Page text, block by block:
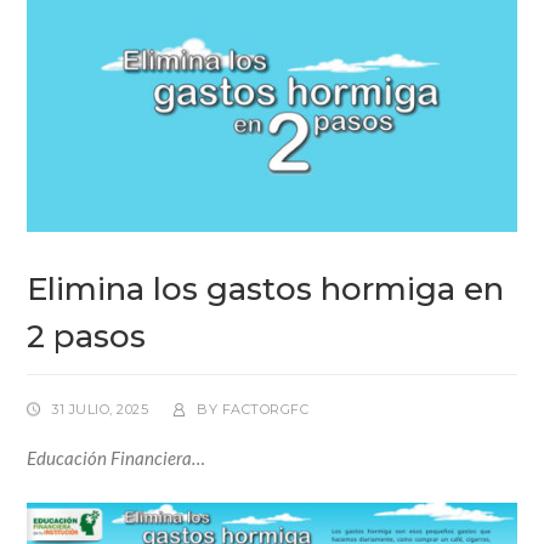
Elimina los gastos hormiga en
2 pasos
31 JULIO, 2025 BY FACTORGFC
Educación Financiera…